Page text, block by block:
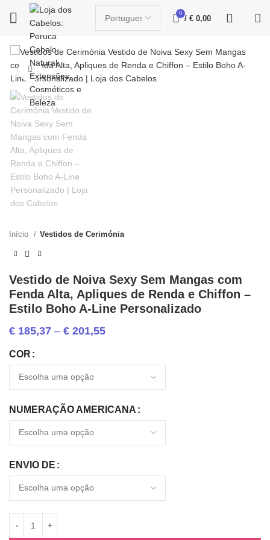
0
/ € 0,00
Click to enlarge
Início Vestidos de Cerimónia
Vestido de Noiva Sexy Sem Mangas com
Fenda Alta, Apliques de Renda e Chiffon –
Estilo Boho A-Line Personalizado
€ 185,37 – € 201,55
COR
NUMERAÇÃO AMERICANA
ENVIO DE